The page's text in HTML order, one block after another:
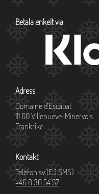
Betala enkelt via
Adress
Domaine d´Escapat
111 60 Villenueve-Minervois
Frankrike
Kontakt
Telefon sv (EJ SMS)
+46 8 36 54 57